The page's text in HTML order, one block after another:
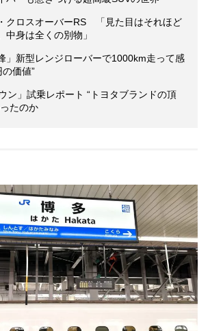
クロスオーバーRS 「見た目はそれほど
中身は全くの別物」
」新型レンジローバーで1000km走って感
の価値”
ン」試乗レポート “トヨタブランドの頂
たのか